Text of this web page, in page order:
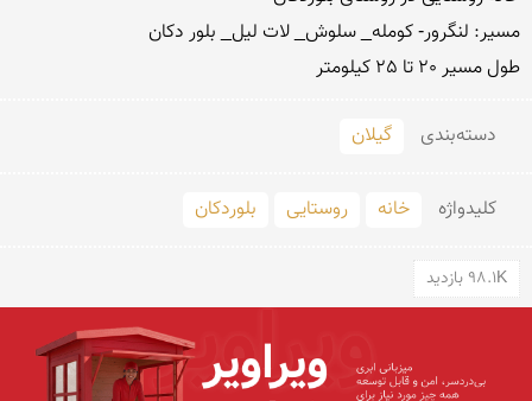
طول مسیر 20 تا 25 کیلومتر
دسته‌بندی گیلان
کلید‌واژه خانه روستایی بلوردکان
98.1K بازدید